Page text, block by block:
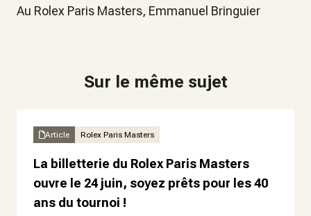
Au Rolex Paris Masters, Emmanuel Bringuier
Sur le même sujet
Article Rolex Paris Masters
La billetterie du Rolex Paris Masters
ouvre le 24 juin, soyez prêts pour les 40
ans du tournoi !